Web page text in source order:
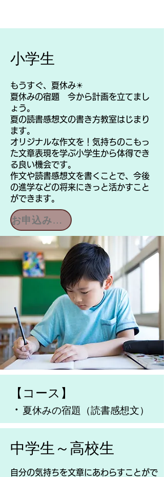
​小学生
もうすぐ、夏休み☀
夏休みの宿題 今から計画を立てまし
ょう。
夏の読書感想文の書き方教室はじまり
ます。
オリジナルな作文を！気持ちのこもっ
た文章表現を学ぶ小学生から体得でき
る良い機会です。
作文や読書感想文を書くことで、今後
の進学などの将来にきっと活かすこと
ができます。
お申込み問合せ
【コース 】
・ 夏休みの宿題（読書感想文）
​中学生～高校生
自分の気持ちを文章にあわらすことがで